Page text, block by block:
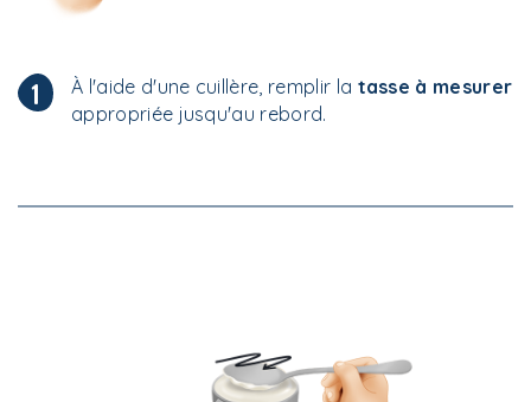
1 À l'aide d'une cuillère, remplir la tasse à mesurer
appropriée jusqu'au rebord.